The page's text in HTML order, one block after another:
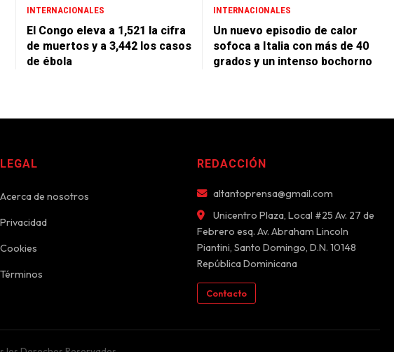
INTERNACIONALES
El Congo eleva a 1,521 la cifra
de muertos y a 3,442 los casos
de ébola
INTERNACIONALES
Un nuevo episodio de calor
sofoca a Italia con más de 40
grados y un intenso bochorno
LEGAL
Acerca de nosotros
Privacidad
Cookies
Términos
REDACCIÓN
altantoprensa@gmail.com
Unicentro Plaza, Local #25 Av. 27 de
Febrero esq. Av. Abraham Lincoln
Piantini, Santo Domingo, D.N. 10148
República Dominicana
Contacto